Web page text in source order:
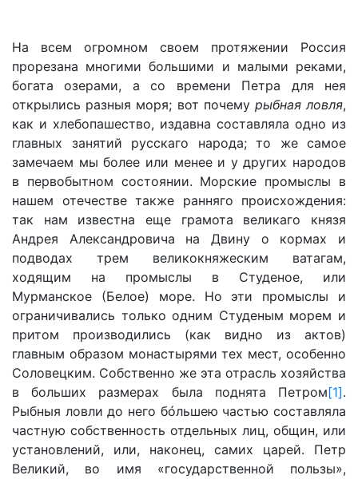
На всем огромном своем протяжении Россия
прорезана многими большими и малыми реками,
богата озерами, а со времени Петра для нея
открылись разныя моря; вот почему рыбная ловля,
как и хлебопашество, издавна составляла одно из
главных занятий русскаго народа; то же самое
замечаем мы более или менее и у других народов
в первобытном состоянии. Морские промыслы в
нашем отечестве также ранняго происхождения:
так нам известна еще грамота великаго князя
Андрея Александровича на Двину о кормах и
подводах трем великокняжеским ватагам,
ходящим на промыслы в Студеное, или
Мурманское (Белое) море. Но эти промыслы и
ограничивались только одним Студеным морем и
притом производились (как видно из актов)
главным образом монастырями тех мест, особенно
Соловецким. Собственно же эта отрасль хозяйства
в больших размерах была поднята Петром[1].
Рыбныя ловли до него бóльшею частью составляла
частную собственность отдельных лиц, общин, или
установлений, или, наконец, самих царей. Петр
Великий, во имя «государственной пользы»,